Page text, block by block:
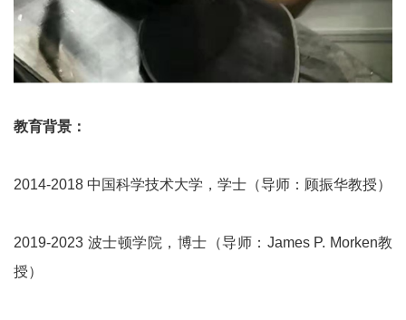
教育背景：
2014-2018 中国科学技术大学，学士（导师：顾振华教授）
2019-2023 波士顿学院，博士（导师：James P. Morken教
授）